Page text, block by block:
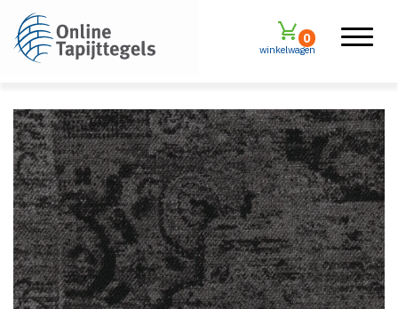
winkelwagen
0